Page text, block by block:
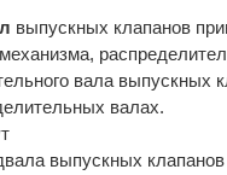
выпускных клапанов
вала выпускных
валах.
выпускных